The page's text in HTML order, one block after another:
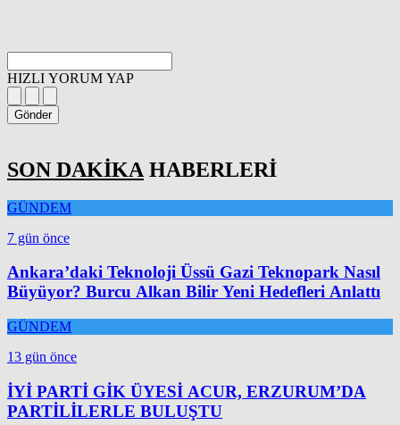
HIZLI YORUM YAP
Gönder
SON DAKİKA HABERLERİ
GÜNDEM
7 gün önce
Ankara’daki Teknoloji Üssü Gazi Teknopark Nasıl
Büyüyor? Burcu Alkan Bilir Yeni Hedefleri Anlattı
GÜNDEM
13 gün önce
İYİ PARTİ GİK ÜYESİ ACUR, ERZURUM’DA
PARTİLİLERLE BULUŞTU